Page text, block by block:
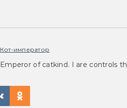
Кот-император
Emperor of catkind. I are controls